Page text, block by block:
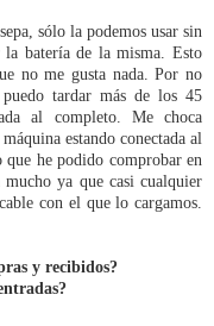
sólo la podemos usar sin
la batería de la misma. Esto
no me gusta nada. Por no
tardar más de los 45
al completo. Me choca
estando conectada al
he podido comprobar en
ya que casi cualquier
con el que lo cargamos.
y recibidos?